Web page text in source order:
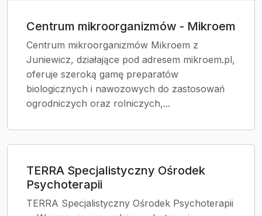
Centrum mikroorganizmów - Mikroem
Centrum mikroorganizmów Mikroem z
Juniewicz, działające pod adresem mikroem.pl,
oferuje szeroką gamę preparatów
biologicznych i nawozowych do zastosowań
ogrodniczych oraz rolniczych,...
TERRA Specjalistyczny Ośrodek
Psychoterapii
TERRA Specjalistyczny Ośrodek Psychoterapii